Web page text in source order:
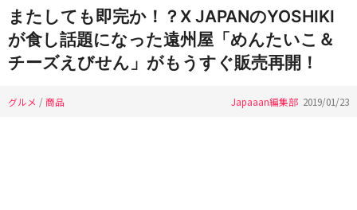
またしても即完か！？X JAPANのYOSHIKI
が食し話題になった遠州屋「めんたいこ＆
チーズえびせん」がもうすぐ販売再開！
グルメ /商品 Japaaan編集部 2019/01/23